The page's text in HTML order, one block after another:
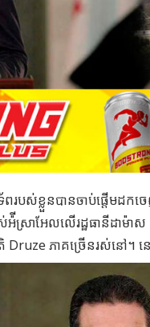
ពរបស់ខ្លួនបានចាប់ផ្ដើមដ
បស់អ៉ីស្រាអែលលើរដ្ឋធានីដ
ភាគច្រើនរស់នៅ។ ន